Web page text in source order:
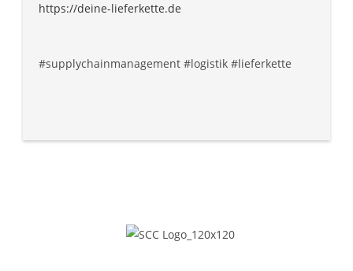
https://deine-lieferkette.de
#supplychainmanagement #logistik #lieferkette